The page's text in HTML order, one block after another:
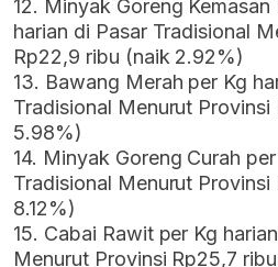
12. Minyak Goreng
harian di Pasar Tradisional
Rp22,9 ribu (naik 2.92%)
13. Bawang Merah per Kg
Tradisional Menurut
5.98%)
14. Minyak Goreng Curah
Tradisional Menurut Provinsi
8.12%)
15. Cabai Rawit per Kg
Menurut Provinsi Rp25,7